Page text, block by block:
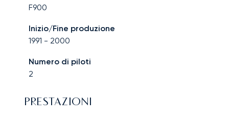
F900
Inizio/Fine produzione
1991 - 2000
Numero di piloti
2
PRESTAZIONI